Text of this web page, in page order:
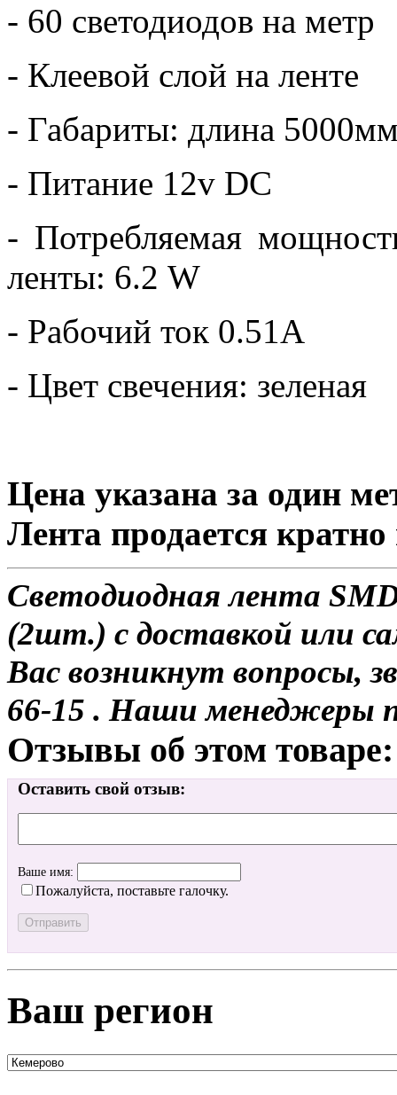
- 60 светодиодов на метр
- Клеевой слой на ленте
- Габариты: длина
- Питание 12v DC
- Потребляемая
ленты: 6.2 W
- Рабочий ток 0.51А
- Цвет свечения: зеленая
Цена указана за один
Лента продается
Светодиодная лента
(2шт.) с доставкой или
Вас возникнут вопросы,
66-15 . Наши менеджеры
Отзывы об этом товаре:
Оставить свой отзыв:
Ваше имя:
Пожалуйста, поставьте галочку.
Ваш регион